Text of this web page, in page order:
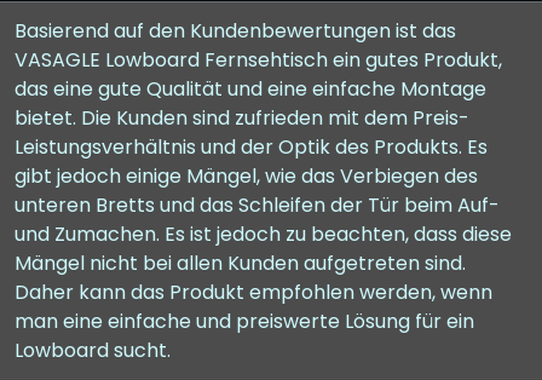
Basierend auf den Kundenbewertungen ist das
VASAGLE Lowboard Fernsehtisch ein gutes Produkt,
das eine gute Qualität und eine einfache Montage
bietet. Die Kunden sind zufrieden mit dem Preis-
Leistungsverhältnis und der Optik des Produkts. Es
gibt jedoch einige Mängel, wie das Verbiegen des
unteren Bretts und das Schleifen der Tür beim Auf-
und Zumachen. Es ist jedoch zu beachten, dass diese
Mängel nicht bei allen Kunden aufgetreten sind.
Daher kann das Produkt empfohlen werden, wenn
man eine einfache und preiswerte Lösung für ein
Lowboard sucht.